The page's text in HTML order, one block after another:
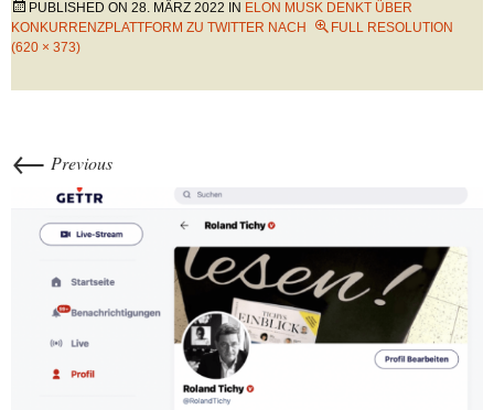
PUBLISHED ON 28. MÄRZ 2022 IN ELON MUSK DENKT ÜBER
KONKURRENZPLATTFORM ZU TWITTER NACH
FULL RESOLUTION
(620 × 373)
← Previous